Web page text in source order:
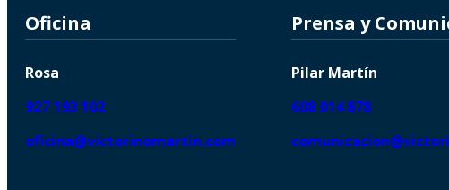
Oficina
Rosa
927 193 102
oficina@victorinomartin.com
Prensa y
Pilar Martín
608 014 878